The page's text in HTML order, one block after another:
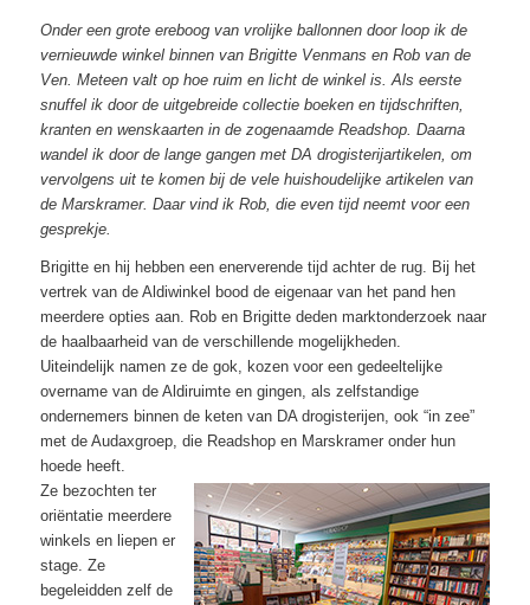
Onder een grote ereboog van vrolijke ballonnen door loop ik de
vernieuwde winkel binnen van Brigitte Venmans en Rob van de
Ven. Meteen valt op hoe ruim en licht de winkel is. Als eerste
snuffel ik door de uitgebreide collectie boeken en tijdschriften,
kranten en wenskaarten in de zogenaamde Readshop. Daarna
wandel ik door de lange gangen met DA drogisterijartikelen, om
vervolgens uit te komen bij de vele huishoudelijke artikelen van
de Marskramer. Daar vind ik Rob, die even tijd neemt voor een
gesprekje.
Brigitte en hij hebben een enerverende tijd achter de rug. Bij het
vertrek van de Aldiwinkel bood de eigenaar van het pand hen
meerdere opties aan. Rob en Brigitte deden marktonderzoek naar
de haalbaarheid van de verschillende mogelijkheden.
Uiteindelijk namen ze de gok, kozen voor een gedeeltelijke
overname van de Aldiruimte en gingen, als zelfstandige
ondernemers binnen de keten van DA drogisterijen, ook “in zee”
met de Audaxgroep, die Readshop en Marskramer onder hun
hoede heeft.
Ze bezochten ter
oriëntatie meerdere
winkels en liepen er
stage. Ze
begeleidden zelf de